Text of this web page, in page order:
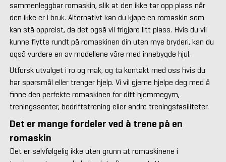
sammenleggbar romaskin, slik at den ikke tar opp plass når
den ikke er i bruk. Alternativt kan du kjøpe en romaskin som
kan stå oppreist, da det også vil frigjøre litt plass. Hvis du vil
kunne flytte rundt på romaskinen din uten mye bryderi, kan du
også vurdere en av modellene våre med innebygde hjul.
Utforsk utvalget i ro og mak, og ta kontakt med oss hvis du
har spørsmål eller trenger hjelp. Vi vil gjerne hjelpe deg med å
finne den perfekte romaskinen for ditt hjemmegym,
treningssenter, bedriftstrening eller andre treningsfasiliteter.
Det er mange fordeler ved å trene på en
romaskin
Det er selvfølgelig ikke uten grunn at romaskinene i